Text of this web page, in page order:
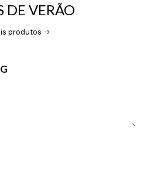
DE VERÃO
produtos